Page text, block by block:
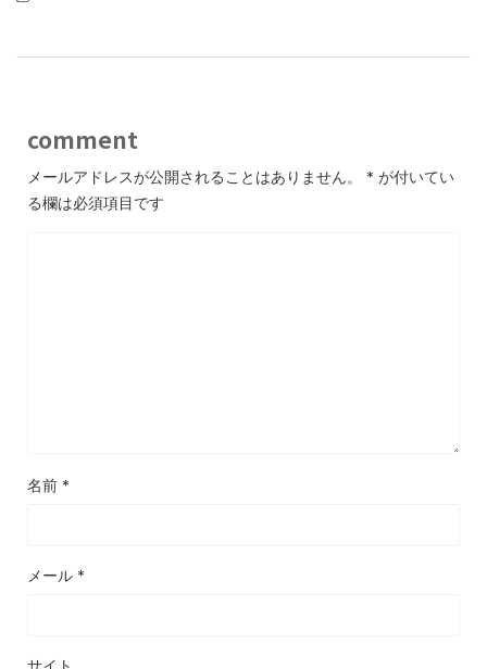
comment
メールアドレスが公開されることはありません。 * が付いてい
る欄は必須項目です
名前 *
メール *
サイト